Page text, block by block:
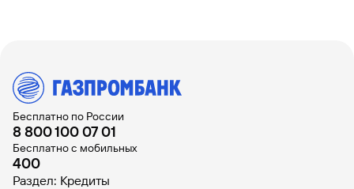
Бесплатно по России
8 800 100 07 01
Бесплатно с мобильных
400
Раздел: Кредиты